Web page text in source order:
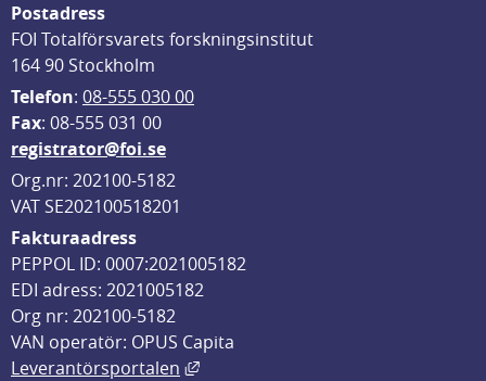
Postadress
FOI Totalförsvarets forskningsinstitut
164 90 Stockholm
Telefon: 08-555 030 00
Fax: 08-555 031 00
registrator@foi.se
Org.nr: 202100-5182
VAT SE202100518201
Fakturaadress
PEPPOL ID: 0007:2021005182
EDI adress: 2021005182
Org nr: 202100-5182
VAN operatör: OPUS Capita
Leverantörsportalen
Länk till annan webbplats, öppnas